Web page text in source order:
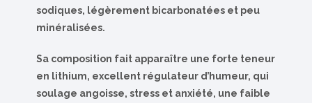
sodiques, légèrement bicarbonatées et peu
minéralisées.
Sa composition fait apparaître une forte teneur
en lithium, excellent régulateur d’humeur, qui
soulage angoisse, stress et anxiété, une faible